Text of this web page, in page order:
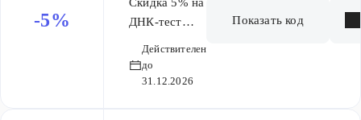
-5%
Питание
ДНК-тест
Действителен
до
31.12.2026
Показать код